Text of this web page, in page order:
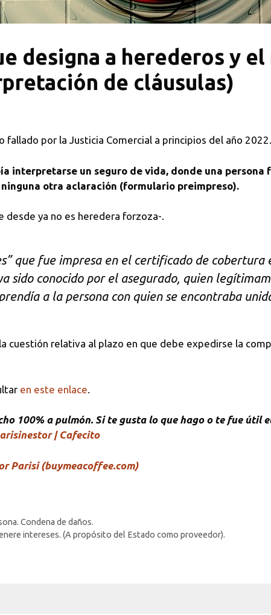
designa a herederos y
de cláusulas)
fallado por la Justicia Comercial a principios del año 2022.
interpretarse un seguro de vida, donde una
otra aclaración (formulario preimpreso).
desde ya no es heredera forzoza-.
que fue impresa en el certificado de
sido conocido por el asegurado, quien
a la persona con quien se encontraba
cuestión relativa al plazo en que debe expedirse la
en este enlace.
100% a pulmón. Si te gusta lo que hago o te fue útil
| Cafecito
Parisi (buymeacoffee.com)
Condena de daños.
intereses. (A propósito del Estado como proveedor).